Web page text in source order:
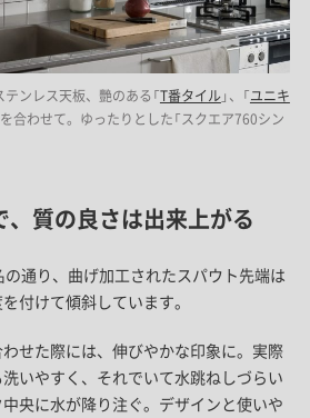
ンレス天板、艷のある「T番タイル」、「ユニキ
を合わせて。ゆったりとした「スクエア760シン
質の良さは出来上がる
の通り、曲げ加工されたスパウト先端は
付けて傾斜しています。
せた際には、伸びやかな印象に。実際
いやすく、それでいて水跳ねしづらい
央に水が降り注ぐ。デザインと使いや